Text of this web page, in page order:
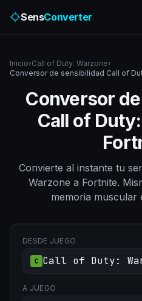
SensConverter
Inicio›Call of Duty: Warzone›
Conversor de sensibilidad Call of
Conversor
Call of
Convierte al instante tu
Warzone a Fortnite.
memoria muscular
DESDE JUEGO
C Call of Duty:
A JUEGO